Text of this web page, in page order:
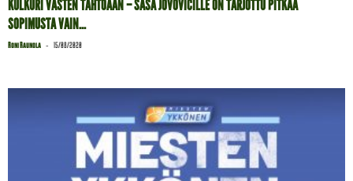
KULKURI VASTEN TAHTOAAN – SASA JOVOVICILLE ON TARJOTTU PITKÄÄ
SOPIMUSTA VAIN...
Roni Raunola - 15/08/2020